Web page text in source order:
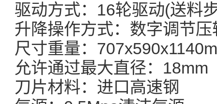
驱动方式：16轮驱动(送料
升降操作方式：数字调节压
尺寸重量：
允许通过最大直径：18mm
刀片材料：进口高速钢